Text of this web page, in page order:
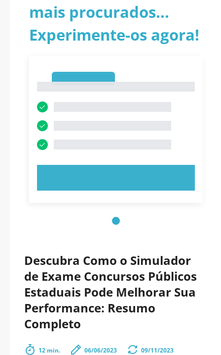
mais procurados...
Experimente-os agora!
Descubra Como o Simulador
de Exame Concursos Públicos
Estaduais Pode Melhorar Sua
Performance: Resumo
Completo
12 min. 06/06/2023 09/11/2023